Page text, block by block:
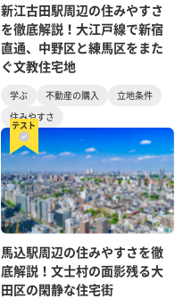
新江古田駅周辺の住みやすさ
を徹底解説！大江戸線で新宿
直通、中野区と練馬区をまた
ぐ文教住宅地
学ぶ 不動産の購入
立地条件
住みやすさ
テスト
馬込駅周辺の住みやすさを徹
底解説！文士村の面影残る大
田区の閑静な住宅街